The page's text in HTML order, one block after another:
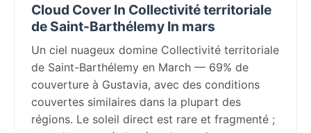
Cloud Cover In Collectivité territoriale
de Saint-Barthélemy In mars
Un ciel nuageux domine Collectivité territoriale
de Saint-Barthélemy en March — 69% de
couverture à Gustavia, avec des conditions
couvertes similaires dans la plupart des
régions. Le soleil direct est rare et fragmenté ;